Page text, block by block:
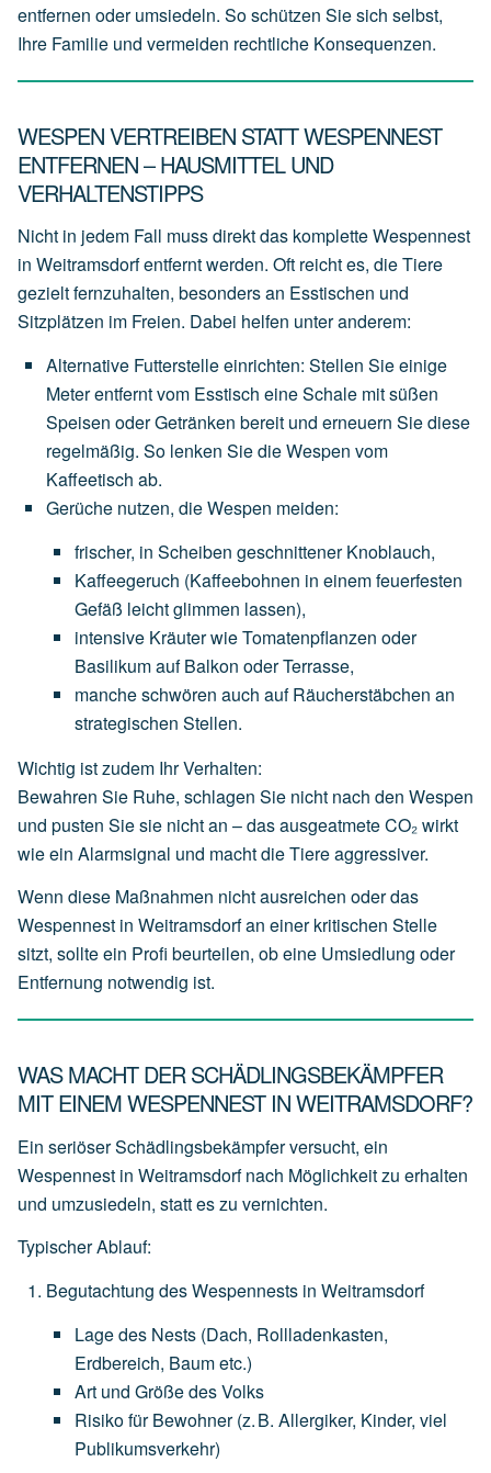
entfernen oder umsiedeln. So schützen Sie sich selbst,
Ihre Familie und vermeiden rechtliche Konsequenzen.
WESPEN VERTREIBEN STATT WESPENNEST
ENTFERNEN – HAUSMITTEL UND
VERHALTENSTIPPS
Nicht in jedem Fall muss direkt das komplette Wespennest
in Weitramsdorf entfernt werden. Oft reicht es, die Tiere
gezielt fernzuhalten, besonders an Esstischen und
Sitzplätzen im Freien. Dabei helfen unter anderem:
Alternative Futterstelle einrichten: Stellen Sieeinige
Meterentferntvom Esstisch eineSchale mitsüßen
Speisen oderGetränken bereit und erneuern Siediese
regelmäßig. So lenken SiedieWespen vom
Kaffeetisch ab.
Gerüche nutzen, die Wespen meiden:
frischer, in Scheiben geschnittener Knoblauch,
Kaffeegeruch (Kaffeebohnen in einemfeuerfesten
Gefäß leichtglimmen lassen),
intensive KräuterwieTomatenpflanzen oder
Basilikumauf Balkon oderTerrasse,
mancheschwören auch auf Räucherstäbchen an
strategischen Stellen.
Wichtig ist zudem Ihr Verhalten:
Bewahren Sie Ruhe, schlagen Sie nicht nach den Wespen
und pusten Sie sie nicht an – das ausgeatmete CO₂ wirkt
wie ein Alarmsignal und macht die Tiere aggressiver.
Wenn diese Maßnahmen nicht ausreichen oder das
Wespennest in Weitramsdorf an einer kritischen Stelle
sitzt, sollte ein Profi beurteilen, ob eine Umsiedlung oder
Entfernung notwendig ist.
WAS MACHT DER SCHÄDLINGSBEKÄMPFER
MIT EINEM WESPENNEST IN WEITRAMSDORF?
Ein seriöser Schädlingsbekämpfer versucht, ein
Wespennest in Weitramsdorf nach Möglichkeit zu erhalten
und umzusiedeln, statt es zu vernichten.
Typischer Ablauf:
Begutachtung des Wespennests in Weitramsdorf
Lagedes Nests (Dach, Rollladenkasten,
Erdbereich, Baumetc.)
Art und GrößedesVolks
Risikofür Bewohner (z.B. Allergiker, Kinder, viel
Publikumsverkehr)